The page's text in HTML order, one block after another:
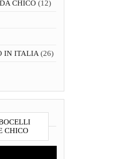
CHICO(12)
IN ITALIA(26)
CHICO